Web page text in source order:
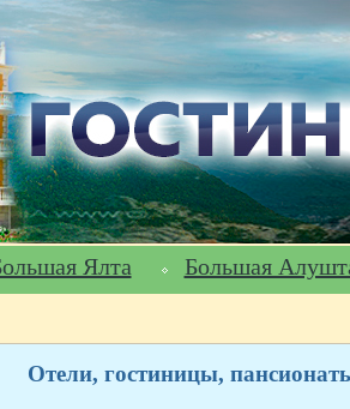
Ялта Большая
Отели, гостиницы,